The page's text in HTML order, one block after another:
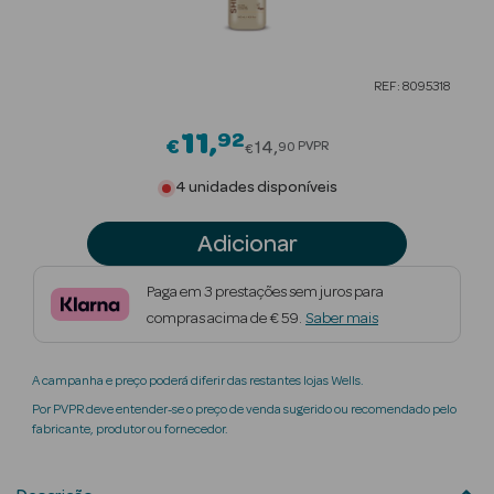
Beauty Season
Beauty Season
Maquilhagem
Beauty Season
Perfumes
REF: 8095318
€11 92Price reduced from
€14 90 PVPR
4 unidades disponíveis
Adicionar
Paga em 3 prestações sem juros para
compras acima de € 59. Saber mais
A campanha e preço poderá diferir das restantes lojas Wells.
Por PVPR deve entender-se o preço de venda sugerido ou recomendado pelo
fabricante, produtor ou fornecedor.